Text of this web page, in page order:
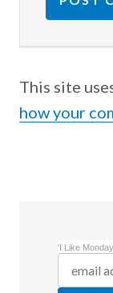
This site
how your
'I Like